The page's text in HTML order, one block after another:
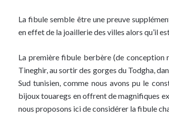
La fibule semble être une preuve
en effet de la joaillerie des villes alors qu’il
La première fibule berbère (de conception
Tineghir, au sortir des gorges du Todgha,
Sud tunisien, comme nous avons pu le
bijoux touaregs en offrent de magnifiques
nous proposons ici de considérer la fibule